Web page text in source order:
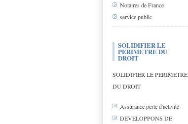
Notaires de France
service public
SOLIDIFIER LE
PERIMETRE DU
DROIT
SOLIDIFIER LE PERIMETRE
DU DROIT
Assurance perte d'activité
DEVELOPPONS DE